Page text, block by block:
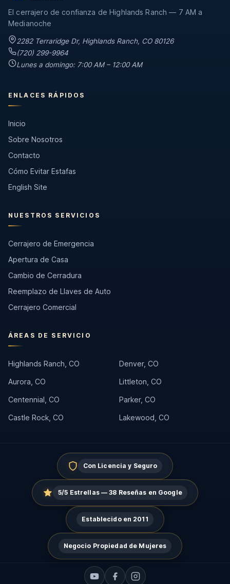
El cerrajero de confianza de Highlands Ranch — 7 AM a
Medianoche
2282 Terraridge Dr, Highlands Ranch, CO 80126
(720) 299-9964
Lunes a domingo: 7:00 AM – 12:00 AM
ENLACES RÁPIDOS
Inicio
Sobre Nosotros
Contacto
Cómo Evitar Estafas
English Site
NUESTROS SERVICIOS
Cerrajero de Emergencia
Apertura de Casa
Cambio de Cerradura
Reemplazo de Llaves de Auto
Cerrajero Comercial
ÁREAS DE SERVICIO
Highlands Ranch, CO Denver, CO
Aurora, CO Littleton, CO
Centennial, CO Parker, CO
Castle Rock, CO Lakewood, CO
Con Licencia y Seguro
5/5 Estrellas — 38 Reseñas en Google
Establecido en 2011
Negocio Propiedad de Mujeres